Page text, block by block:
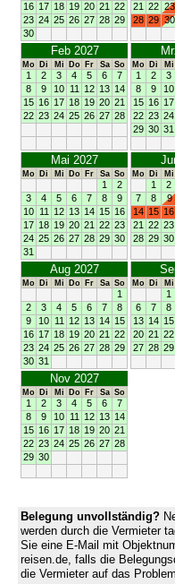
16 17 18 19 20 21 22
23 24 25 26 27 28 29
30
21 22 23
28 29 30
Feb 2027
Mo Di Mi Do Fr Sa So
1 2 3 4 5 6
7
8
9 10 11 12 13 14
15 16 17 18 19 20 21
22 23 24 25 26 27 28
Mo Di Mi
1 2 3
8
9 10
15 16 17
22 23 24
29 30 31
Mai 2027
Mo Di Mi Do Fr Sa So
1
2
3
4 5 6 7 8
9
10 11 12 13 14 15 16
17 18 19 20 21 22 23
24 25 26 27 28 29 30
31
Mo Di Mi
1 2
7
8 9
14 15 16
21 22 23
28 29 30
Aug 2027
Mo Di Mi Do Fr Sa So
1
2
3 4 5 6 7
8
9
10 11 12 13 14 15
16 17 18 19 20 21 22
23 24 25 26 27 28 29
30 31
Mo Di Mi
1
6
7 8
13 14 15
20 21 22
27 28 29
Nov 2027
Mo Di Mi Do Fr Sa So
1 2 3 4 5 6
7
8
9 10 11 12 13 14
15 16 17 18 19 20 21
22 23 24 25 26 27 28
29 30
Belegung unvollständig?
werden durch die Vermieter
Sie eine E-Mail mit
reisen.de, falls die
die Vermieter auf das